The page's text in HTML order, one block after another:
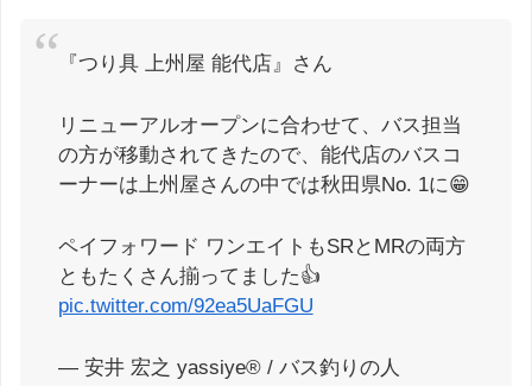
『つり具 上州屋 能代店』さん
リニューアルオープンに合わせて、バス担当
の方が移動されてきたので、能代店のバスコ
ーナーは上州屋さんの中では秋田県No. 1に😁
ペイフォワード ワンエイトもSRとMRの両方
ともたくさん揃ってました👍
pic.twitter.com/92ea5UaFGU
— 安井 宏之 yassiye®︎ / バス釣りの人